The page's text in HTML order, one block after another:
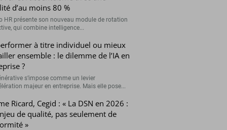
d’au moins 80 %
HR présente son nouveau module de rotation
qui combine intelligence...
à titre individuel ou mieux
ensemble : le dilemme de l’IA en
?
s’impose comme un levier
majeur en entreprise. Mais elle pose...
Ricard, Cegid : « La DSN en 2026 :
de qualité, pas seulement de
»